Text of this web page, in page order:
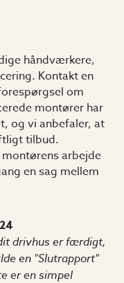
håndværkere,
Kontakt en
om
montører har
og vi anbefaler, at
tilbud.
arbejde
en sag mellem
drivhus er færdigt,
en "Slutrapport"
er en simpel